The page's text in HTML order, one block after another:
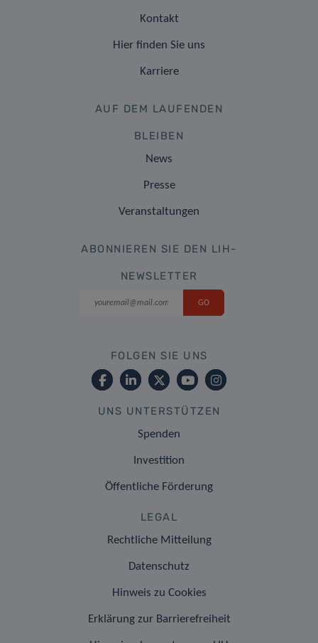
Kontakt
Hier finden Sie uns
Karriere
AUF DEM LAUFENDEN
BLEIBEN
News
Presse
Veranstaltungen
ABONNIEREN SIE DEN LIH-
NEWSLETTER
FOLGEN SIE UNS
UNS UNTERSTÜTZEN
Spenden
Investition
Öffentliche Förderung
LEGAL
Rechtliche Mitteilung
Datenschutz
Hinweis zu Cookies
Erklärung zur Barrierefreiheit